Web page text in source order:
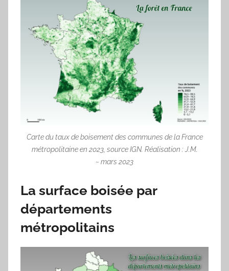
Carte du taux de boisement des communes de la France
métropolitaine en 2023, source IGN. Réalisation : J.M.
~ mars 2023
La surface boisée par
départements
métropolitains